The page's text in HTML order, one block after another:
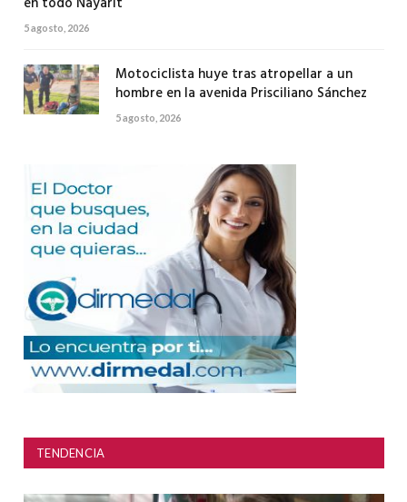
5 agosto, 2026
Motociclista huye tras atropellar a un
hombre en la avenida Prisciliano Sánchez
5 agosto, 2026
TENDENCIA